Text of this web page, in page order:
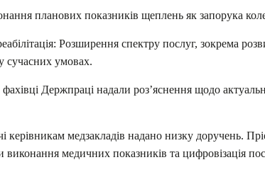
планових показників щеплень як запорука
Розширення спектру послуг, зокрема
сучасних умовах.
Держпраці надали роз’яснення щодо
керівникам медзакладів надано низку доручень.
медичних показників та цифровізація